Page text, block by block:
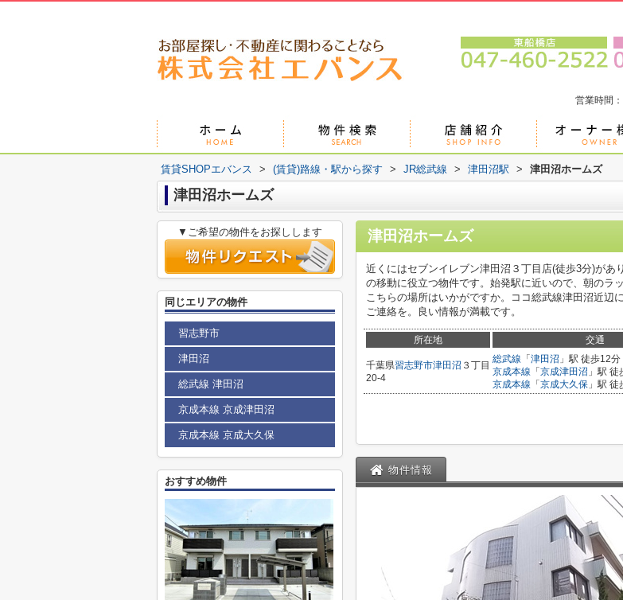
営業時間
賃貸SHOPエバンス > (賃貸)路線・駅から探す > JR総武線 > 津田沼駅 > 津田沼ホームズ
津田沼ホームズ
津田沼ホームズ
近くにはセブンイレブン津田沼３丁目店(徒歩3分)が
の移動に役立つ物件です。始発駅に近いので、朝のラ
こちらの場所はいかがですか。ココ総武線津田沼近辺
ご連絡を。良い情報が満載です。
所在地 交通
千葉県習志野市津田沼 ３丁目
20-4
総武線 「 津田沼 」駅 徒歩12分
京成本線 「 京成津田沼 」駅
京成本線 「 京成大久保 」駅
物件情報
▼ご希望の物件をお探しします
同じエリアの物件
習志野市
津田沼
総武線 津田沼
京成本線 京成津田沼
京成本線 京成大久保
おすすめ物件